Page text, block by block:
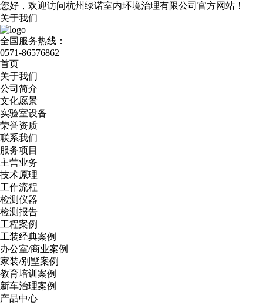
您好，欢迎访问杭州绿诺室内环境治理有限公司官方网站！
关于我们
全国服务热线：
0571-86576862
首页
关于我们
公司简介
文化愿景
实验室设备
荣誉资质
联系我们
服务项目
主营业务
技术原理
工作流程
检测仪器
检测报告
工程案例
工装经典案例
办公室/商业案例
家装/别墅案例
教育培训案例
新车治理案例
产品中心